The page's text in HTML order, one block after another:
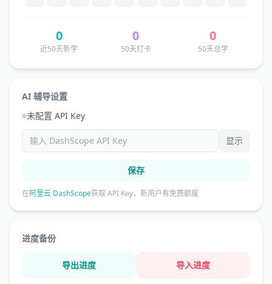
0
近50天新学
0
50天打卡
0
50天总学
AI 辅导设置
未配置 API Key
显示
保存
在阿里云 DashScope获取 API Key，新用户有免费额度
进度备份
导出进度 导入进度